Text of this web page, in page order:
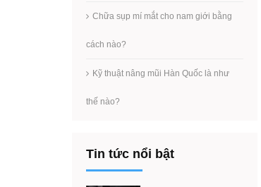
Chữa sụp mí mắt cho nam giới bằng
cách nào?
Kỹ thuật nâng mũi Hàn Quốc là như
thế nào?
Tin tức nổi bật